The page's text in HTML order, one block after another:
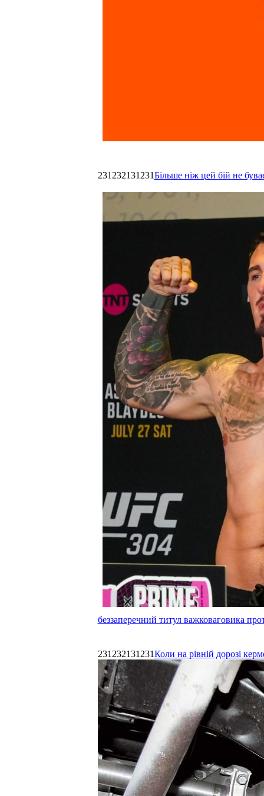
231232131231Більше ніж цей бій не
беззаперечний титул важковаговика
231232131231Коли на рівній дорозі